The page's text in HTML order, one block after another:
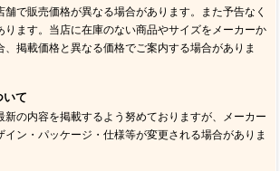
舗で販売価格が異なる場合があります。また予告なく
ります。当店に在庫のない商品やサイズをメーカーか
、掲載価格と異なる価格でご案内する場合がありま
いて
新の内容を掲載するよう努めておりますが、メーカー
イン・パッケージ・仕様等が変更される場合がありま